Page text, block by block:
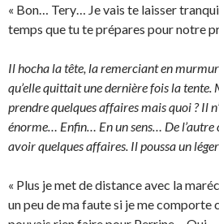
« Bon… Tery… Je vais te laisser
temps que tu te prépares pour notre
Il hocha la tête, la remerciant en
qu’elle quittait une dernière fois la
prendre quelques affaires mais quoi ? Il
énorme… Enfin… En un sens… De
avoir quelques affaires. Il poussa un
« Plus je met de distance avec la
un peu de ma faute si je me comporte